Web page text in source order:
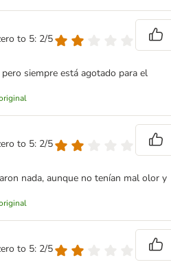
to 5: 2/5
siempre está agotado para el
to 5: 2/5
nada, aunque no tenían mal olor y
to 5: 2/5